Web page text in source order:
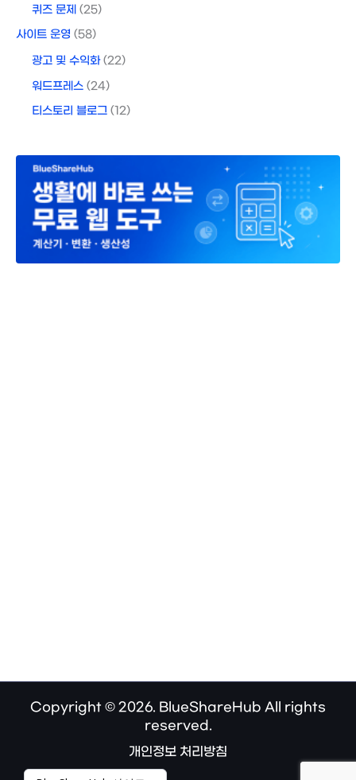
퀴즈 문제 (25)
사이트 운영 (58)
광고 및 수익화(22)
워드프레스 (24)
티스토리 블로그 (12)
Copyright © 2026. BlueShareHub All rights
reserved.
개인정보 처리방침